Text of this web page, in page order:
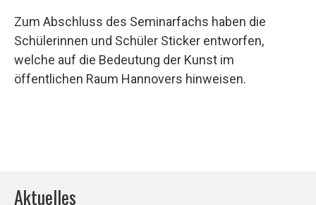
Zum Abschluss des Seminarfachs haben die
Schülerinnen und Schüler Sticker entworfen,
welche auf die Bedeutung der Kunst im
öffentlichen Raum Hannovers hinweisen.
Aktuelles